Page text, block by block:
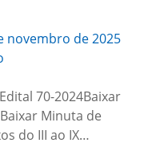
novembro de 2025
70-2024Baixar
Minuta de
do III ao IX…